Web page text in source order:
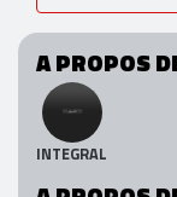
A PROPOS
INTEGRAL